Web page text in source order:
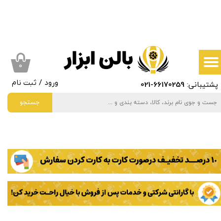
جستجو
پشتیبانی:66170259
-021 ورود / ثبت نام
سفارشات
خروج از حساب کاربری
۰